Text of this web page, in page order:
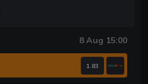
8 Aug 15:00
1.83